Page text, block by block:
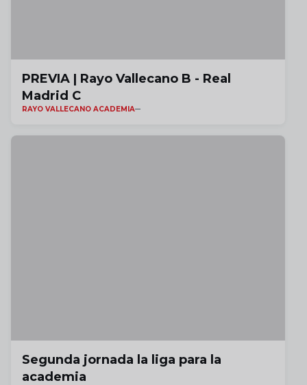
PREVIA | Rayo Vallecano B - Real
Madrid C
RAYO VALLECANO ACADEMIA
Segunda jornada la liga para la
academia